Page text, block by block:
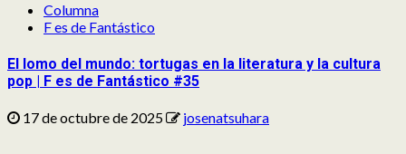
Columna
F es de Fantástico
El lomo del mundo: tortugas en la literatura y la cultura
pop | F es de Fantástico #35
17 de octubre de 2025 josenatsuhara